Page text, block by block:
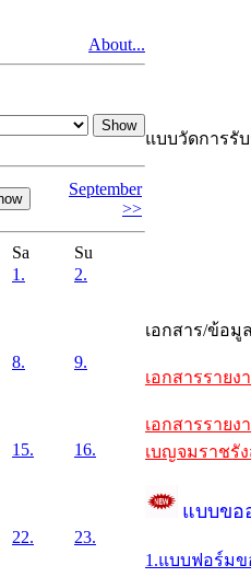
About...
September
>>
Sa
Su
1.
2.
8. 9.
15. 16.
22. 23.
แบบวัดการรั
เอกสาร/ข้อมูล
เอกสารราย
เอกสารราย
เบญจมราชรั
แบบขอ
1.แบบฟอร์ม